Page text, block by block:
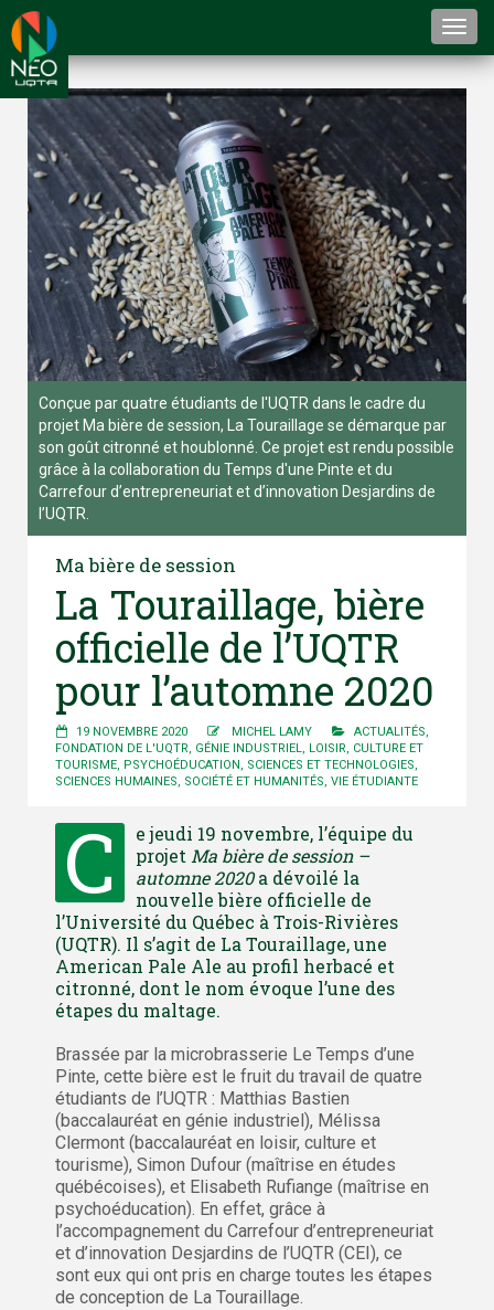
Conçue par quatre étudiants de l'UQTR dans le cadre du
projet Ma bière de session, La Touraillage se démarque par
son goût citronné et houblonné. Ce projet est rendu possible
grâce à la collaboration du Temps d'une Pinte et du
Carrefour d’entrepreneuriat et d’innovation Desjardins de
l’UQTR.
Ma bière de session
La Touraillage, bière
officielle de l’UQTR
pour l’automne 2020
19 NOVEMBRE 2020 MICHEL LAMY ACTUALITÉS,
FONDATION DE L'UQTR, GÉNIE INDUSTRIEL, LOISIR, CULTURE ET
TOURISME, PSYCHOÉDUCATION , SCIENCES ET TECHNOLOGIES,
SCIENCES HUMAINES, SOCIÉTÉ ET HUMANITÉS, VIE ÉTUDIANTE
C
e jeudi 19 novembre, l’équipe du
projetMa bière de session –
automne 2020a dévoilé la
nouvelle bière officielle de
l’Université du Québec à Trois-Rivières
(UQTR). Il s’agit de La Touraillage, une
American Pale Ale au profil herbacé et
citronné, dont le nom évoque l’une des
étapes du maltage.
Brassée par la microbrasserie Le Temps d’une
Pinte, cette bière est le fruit du travail de quatre
étudiants de l’UQTR : Matthias Bastien
(baccalauréat en génie industriel), Mélissa
Clermont (baccalauréat en loisir, culture et
tourisme), Simon Dufour (maîtrise en études
québécoises), et Elisabeth Rufiange (maîtrise en
psychoéducation). En effet, grâce à
l’accompagnement du Carrefour d’entrepreneuriat
et d’innovation Desjardins de l’UQTR (CEI), ce
sont eux qui ont pris en charge toutes les étapes
de conception de La Touraillage.